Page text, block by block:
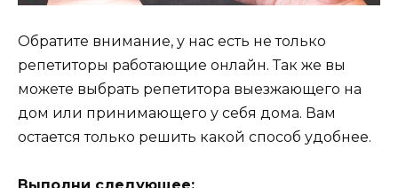
Обратите внимание, у нас есть не только
репетиторы работающие онлайн. Так же вы
можете выбрать репетитора выезжающего на
дом или принимающего у себя дома. Вам
остается только решить какой способ удобнее.